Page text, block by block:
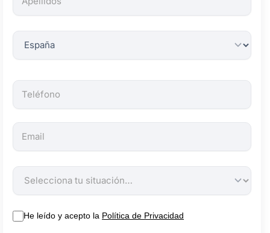
obligatorios.
He leído y acepto la Política de Privacidad